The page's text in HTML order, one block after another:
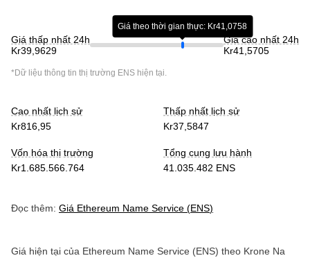
Giá thấp nhất 24h
Kr39,9629
Giá theo thời gian thực: Kr41,0758
Giá cao nhất 24h
Kr41,5705
*Dữ liệu thông tin thị trường ENS hiện tại.
Cao nhất lịch sử
Kr816,95
Thấp nhất lịch sử
Kr37,5847
Vốn hóa thị trường
Kr1.685.566.764
Tổng cung lưu hành
41.035.482 ENS
Đọc thêm: Giá Ethereum Name Service (ENS)
Giá hiện tại của Ethereum Name Service (ENS) theo Krone Na